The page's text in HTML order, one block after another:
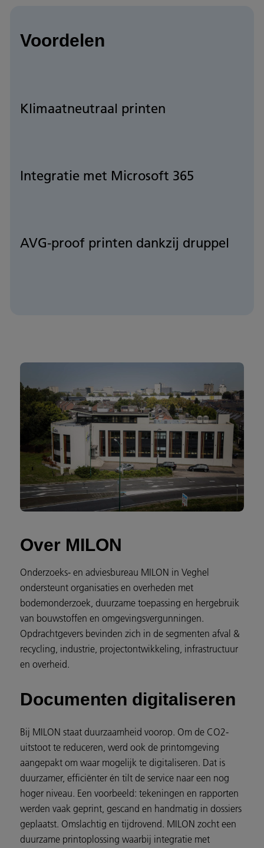
Voordelen
Klimaatneutraal printen
Integratie met Microsoft 365
AVG-proof printen dankzij druppel
Over MILON
Onderzoeks- en adviesbureau MILON in Veghel
ondersteunt organisaties en overheden met
bodemonderzoek, duurzame toepassing en hergebruik
van bouwstoffen en omgevingsvergunningen.
Opdrachtgevers bevinden zich in de segmenten afval &
recycling, industrie, projectontwikkeling, infrastructuur
en overheid.
Documenten digitaliseren
Bij MILON staat duurzaamheid voorop. Om de CO2-
uitstoot te reduceren, werd ook de printomgeving
aangepakt om waar mogelijk te digitaliseren. Dat is
duurzamer, efficiënter én tilt de service naar een nog
hoger niveau. Een voorbeeld: tekeningen en rapporten
werden vaak geprint, gescand en handmatig in dossiers
geplaatst. Omslachtig en tijdrovend. MILON zocht een
duurzame printoplossing waarbij integratie met